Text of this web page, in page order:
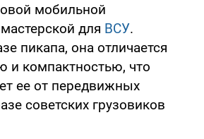
мобильной
для ВСУ.
пикапа, она отличается
и компактностью, что
ее от передвижных
советских грузовиков